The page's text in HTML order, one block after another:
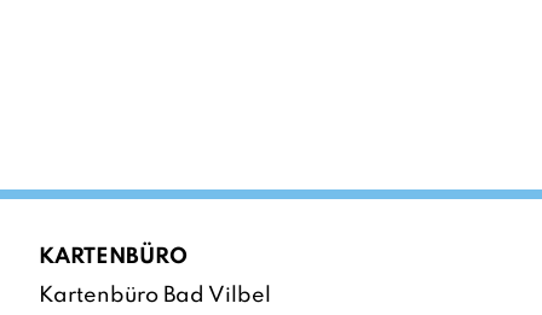
KARTENBÜRO
Kartenbüro Bad Vilbel